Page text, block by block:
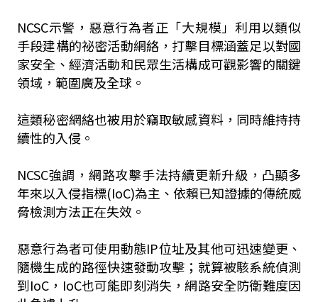
NCSC示警，惡意行為者正「大規模」利用以類似
手段建構的祕密活動網絡，打擊目標涵蓋足以對國
家安全、經濟活動和民眾生活構成可觀影響的關鍵
領域，範圍廣及全球。
這類秘密網絡也被用於竊取敏感資料，同時維持持
續性的入侵。
NCSC強調，網路攻擊手法持續更新升級，凸顯多
年來以入侵指標(IoC)為主、依賴已知證據的傳統威
脅檢測方法正在失效。
惡意行為者可使用動態IP位址及其他可迅速變更、
隨機生成的路徑快速發動攻擊；就算被駭系統偵測
到IoC，IoC也可能即刻消失，網路安全防衛難度因